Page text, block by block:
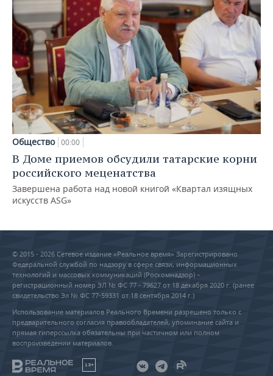
Общество 00:00
В Доме приемов обсудили татарские корни
российского меценатства
Завершена работа над новой книгой «Квартал изящных
искусств ASG»
© 2015 - 2026 Сетевое издание «Реальное время» Зарегистрировано
Федеральной службой по надзору в сфере связи, информационных
технологий и массовых коммуникаций (Роскомнадзор) –
регистрационный номер ЭЛ № ФС 77 - 79627 от 18 декабря 2020 г. (ранее
свидетельство Эл № ФС 77-59331 от 18 сентября 2014 г.)
Использование материалов Реального Времени разрешено только с
предварительного согласия правообладателей, упоминание сайта и
прямая гиперссылка обязательны при частичном или полном
воспроизведении материалов.
18+